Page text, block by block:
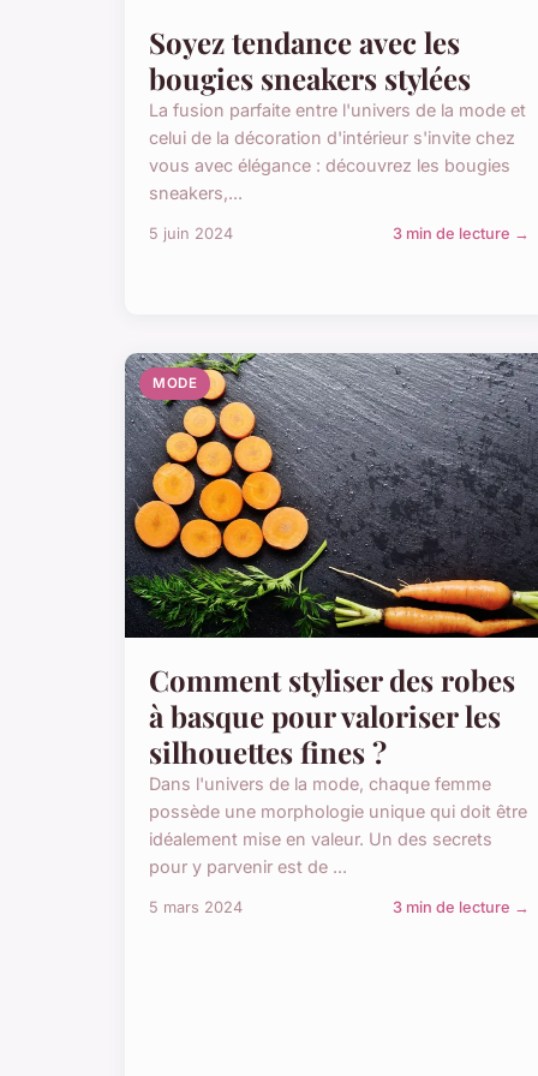
Soyez tendance avec les
bougies sneakers stylées
La fusion parfaite entre l'univers de la mode et
celui de la décoration d'intérieur s'invite chez
vous avec élégance : découvrez les bougies
sneakers,...
5 juin 2024 3 min de lecture →
MODE
Comment styliser des robes
à basque pour valoriser les
silhouettes fines ?
Dans l'univers de la mode, chaque femme
possède une morphologie unique qui doit être
idéalement mise en valeur. Un des secrets
pour y parvenir est de ...
5 mars 2024 3 min de lecture →